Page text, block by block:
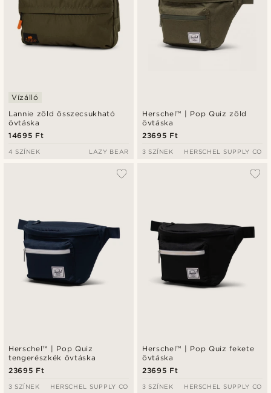
Lannie zöld összecsukható
övtáska
Vízálló
14695 Ft
4 SZÍNEK LAZY BEAR
Herschel™ | Pop Quiz zöld
övtáska
23695 Ft
3 SZÍNEK HERSCHEL SUPPLY CO
Herschel™ | Pop Quiz
tengerészkék övtáska
23695 Ft
3 SZÍNEK HERSCHEL SUPPLY CO
Herschel™ | Pop Quiz fekete
övtáska
23695 Ft
3 SZÍNEK HERSCHEL SUPPLY CO